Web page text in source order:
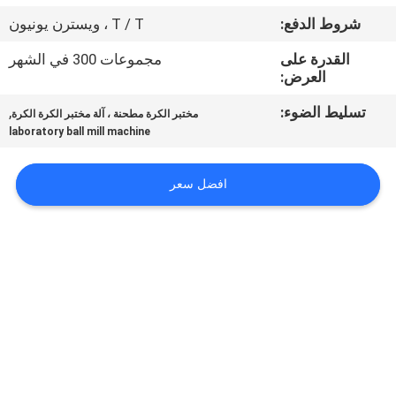
اطلب
شروط الدفع:
T / T ، ويسترن يونيون
القدرة على
العرض:
مجموعات 300 في الشهر
تسليط الضوء: مختبر الكرة مطحنة ، آلة مختبر الكرة الكرة,
laboratory ball mill machine
افضل سعر